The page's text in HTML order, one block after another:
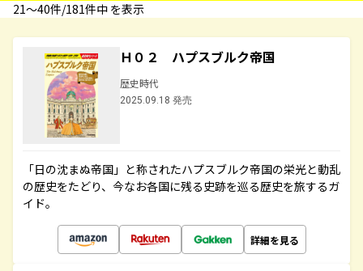
21〜40件/181件中 を表示
Ｈ０２ ハプスブルク帝国
歴史時代
2025.09.18 発売
「日の沈まぬ帝国」と称されたハプスブルク帝国の栄光と動乱
の歴史をたどり、今なお各国に残る史跡を巡る歴史を旅するガ
イド。
詳細を見る